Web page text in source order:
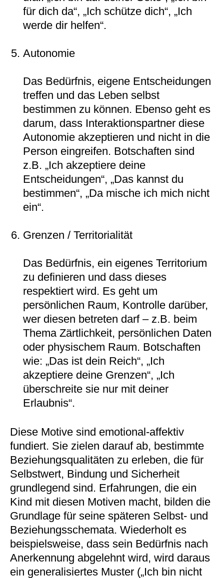
für dich da“, „Ich schütze dich“, „Ich
werde dir helfen“.
Autonomie
Das Bedürfnis, eigene Entscheidungen
treffen und das Leben selbst
bestimmen zu können. Ebenso geht es
darum, dass Interaktionspartner diese
Autonomie akzeptieren und nicht in die
Person eingreifen. Botschaften sind
z.B. „Ich akzeptiere deine
Entscheidungen“, „Das kannst du
bestimmen“, „Da mische ich mich nicht
ein“.
Grenzen / Territorialität
Das Bedürfnis, ein eigenes Territorium
zu definieren und dass dieses
respektiert wird. Es geht um
persönlichen Raum, Kontrolle darüber,
wer diesen betreten darf – z.B. beim
Thema Zärtlichkeit, persönlichen Daten
oder physischem Raum. Botschaften
wie: „Das ist dein Reich“, „Ich
akzeptiere deine Grenzen“, „Ich
überschreite sie nur mit deiner
Erlaubnis“.
Diese Motive sind emotional-affektiv
fundiert. Sie zielen darauf ab, bestimmte
Beziehungsqualitäten zu erleben, die für
Selbstwert, Bindung und Sicherheit
grundlegend sind. Erfahrungen, die ein
Kind mit diesen Motiven macht, bilden die
Grundlage für seine späteren Selbst- und
Beziehungsschemata. Wiederholt es
beispielsweise, dass sein Bedürfnis nach
Anerkennung abgelehnt wird, wird daraus
ein generalisiertes Muster („Ich bin nicht